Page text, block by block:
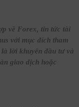
về Forex, tin tức tài
với mục đích tham
lời khuyên đầu tư và
giao dịch hoặc